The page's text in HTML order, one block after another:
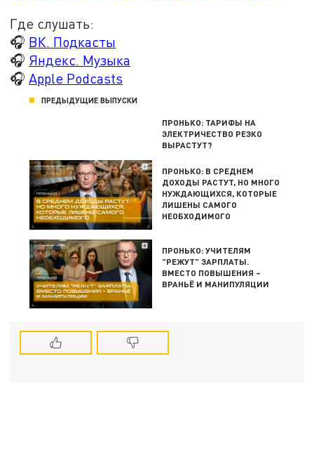
Где слушать:
🎧 ВК. Подкасты
🎧 Яндекс. Музыка
🎧Apple Podcasts
ПРЕДЫДУЩИЕ ВЫПУСКИ
ПРОНЬКО: ТАРИФЫ НА
ЭЛЕКТРИЧЕСТВО РЕЗКО
ВЫРАСТУТ?
ПРОНЬКО: В СРЕДНЕМ
ДОХОДЫ РАСТУТ, НО МНОГО
НУЖДАЮЩИХСЯ, КОТОРЫЕ
ЛИШЕНЫ САМОГО
НЕОБХОДИМОГО
ПРОНЬКО: УЧИТЕЛЯМ
"РЕЖУТ" ЗАРПЛАТЫ.
ВМЕСТО ПОВЫШЕНИЯ –
ВРАНЬЁ И МАНИПУЛЯЦИИ